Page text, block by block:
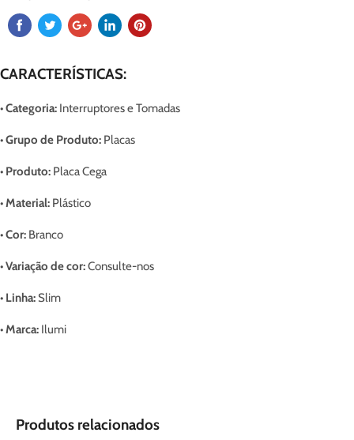
CARACTERÍSTICAS:
• Categoria: Interruptores e Tomadas
• Grupo de Produto: Placas
• Produto: Placa Cega
• Material: Plástico
• Cor: Branco
• Variação de cor:Consulte-nos
• Linha: Slim
• Marca: Ilumi
Produtos relacionados